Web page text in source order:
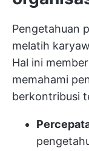
Pengetahuan
melatih
Hal ini
memahami
berkontribusi